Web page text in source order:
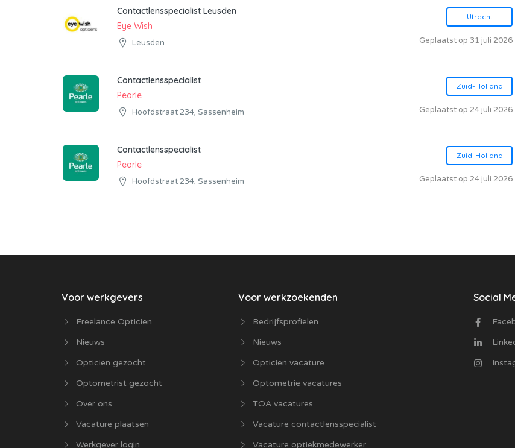
Contactlensspecialist Leusden
Eye Wish
Leusden
Utrecht
Geplaatst op 31 juli 2026
Contactlensspecialist
Pearle
Hoofdstraat 234, Sassenheim
Zuid-Holland
Geplaatst op 24 juli 2026
Contactlensspecialist
Pearle
Hoofdstraat 234, Sassenheim
Zuid-Holland
Geplaatst op 24 juli 2026
Voor werkgevers
Freelance Opticien
Nieuws
Opticien gezocht
Optometrist gezocht
Over ons
Vacature plaatsen
Werkgever login
Voor werkzoekenden
Bedrijfsprofielen
Nieuws
Opticien vacature
Optometrie vacatures
TOA vacatures
Vacature contactlensspecialist
Vacature optiekmedewerker
Social